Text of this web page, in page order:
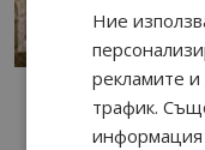
Ние
рекламите
трафик.
информация